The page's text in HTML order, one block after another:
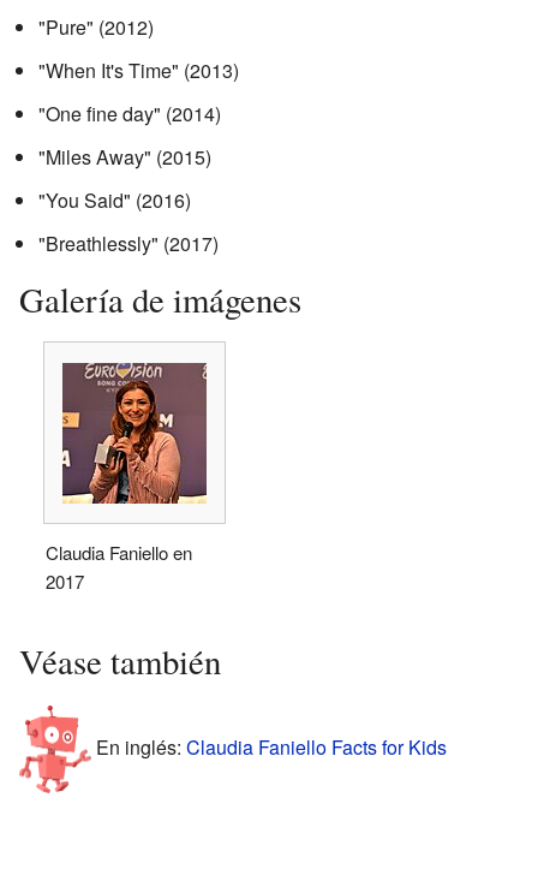
"Pure" (2012)
"When It's Time" (2013)
"One fine day" (2014)
"Miles Away" (2015)
"You Said" (2016)
"Breathlessly" (2017)
Galería de imágenes
Claudia Faniello en
2017
Véase también
En inglés: Claudia Faniello Facts for Kids